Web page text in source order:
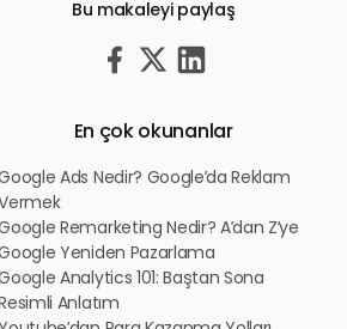
Bu makaleyi paylaş
En çok okunanlar
Ads Nedir? Google’da Reklam
Remarketing Nedir? A’dan Z’ye
Yeniden Pazarlama
Analytics 101: Baştan Sona
Anlatım